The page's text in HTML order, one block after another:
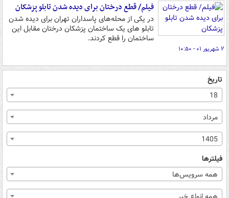
فیلم/ قطع درختان برای دیده شدن تابلو پزشکان
در یکی از محله‌های پاسداران تهران برای دیده شدن
تابلو های یک ساختمان پزشکان درختان مقابل این
ساختمان را قطع کردند.
۲ شهریور ۰۱ - ۱۰:۵۰
تاریخ
18
مرداد
1405
فیلترها
همه سرویس‌ها